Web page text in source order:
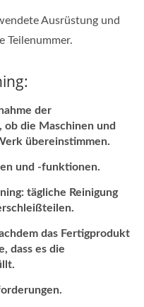
Ausrüstung und
Teilenummer.
der
die Maschinen und
übereinstimmen.
und -funktionen.
tägliche Reinigung
das Fertigprodukt
dass es die